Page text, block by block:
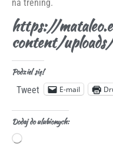
na trening.
https://
content/
Podziel się!
Tweet E-mail
Dodaj do ulubionych: